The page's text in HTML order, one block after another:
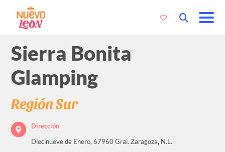
Sierra Bonita
Glamping
Región Sur
Dirección
Diecinueve de Enero, 67960 Gral. Zaragoza, N.L.